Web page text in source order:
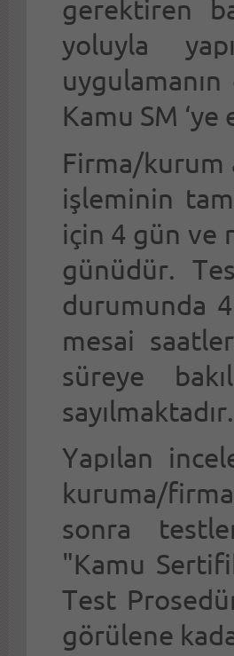
gerektiren
yoluyla
Kamu SM
Firma/kurum
işleminin
için 4 gün ve
günüdür.
durumunda
mesai
süreye
sayılmaktadır.
Yapılan
kuruma/
sonra
"Kamu
Test
görülene